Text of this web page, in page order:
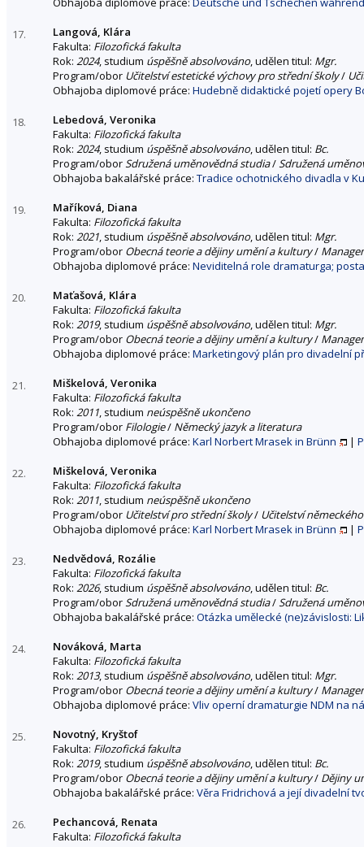
17.
Langová, Klára
Fakulta: Filozofická fakulta
Rok: 2024, studium úspěšně absolvováno, udělen titul: Mgr.
Program/obor Učitelství estetické výchovy pro střední školy/
Obhajoba diplomové práce: Hudebně didaktické pojetí opery
18.
Lebedová, Veronika
Fakulta: Filozofická fakulta
Rok: 2024, studium úspěšně absolvováno, udělen titul: Bc.
Program/oborSdružená uměnovědná studia/Sdružená
Obhajoba bakalářské práce: Tradice ochotnického divadla v
19.
Maříková, Diana
Fakulta: Filozofická fakulta
Rok: 2021, studium úspěšně absolvováno, udělen titul: Mgr.
Program/obor Obecná teorie a dějiny umění a kultury/
Obhajoba diplomové práce: Neviditelná role dramaturga;
20.
Maťašová, Klára
Fakulta: Filozofická fakulta
Rok: 2019, studium úspěšně absolvováno, udělen titul: Mgr.
Program/obor Obecná teorie a dějiny umění a kultury/
Obhajoba diplomové práce: Marketingový plán pro divadelní
21.
Miškelová, Veronika
Fakulta: Filozofická fakulta
Rok: 2011, studium neúspěšně ukončeno
Program/obor Filologie/ Německý jazyk a literatura
Obhajoba diplomové práce: Karl Norbert Mrasek in Brünn |
22.
Miškelová, Veronika
Fakulta: Filozofická fakulta
Rok: 2011, studium neúspěšně ukončeno
Program/obor Učitelství pro střední školy/ Učitelství
Obhajoba diplomové práce: Karl Norbert Mrasek in Brünn |
23.
Nedvědová, Rozálie
Fakulta: Filozofická fakulta
Rok: 2026, studium úspěšně absolvováno, udělen titul: Bc.
Program/oborSdružená uměnovědná studia/Sdružená
Obhajoba bakalářské práce: Otázka umělecké (ne)závislosti:
24.
Nováková, Marta
Fakulta: Filozofická fakulta
Rok: 2013, studium úspěšně absolvováno, udělen titul: Mgr.
Program/obor Obecná teorie a dějiny umění a kultury/
Obhajoba diplomové práce: Vliv operní dramaturgie NDM na
25.
Novotný, Kryštof
Fakulta: Filozofická fakulta
Rok: 2019, studium úspěšně absolvováno, udělen titul: Bc.
Program/obor Obecná teorie a dějiny umění a kultury/ Dějiny
Obhajoba bakalářské práce: Věra Fridrichová a její divadelní
26.
Pechancová, Renata
Fakulta: Filozofická fakulta